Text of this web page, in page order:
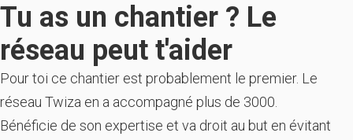
Tu as un chantier ? Le
réseau peut t'aider
Pour toi ce chantier est probablement le premier. Le
réseau Twiza en a accompagné plus de 3000.
Bénéficie de son expertise et va droit au but en évitant